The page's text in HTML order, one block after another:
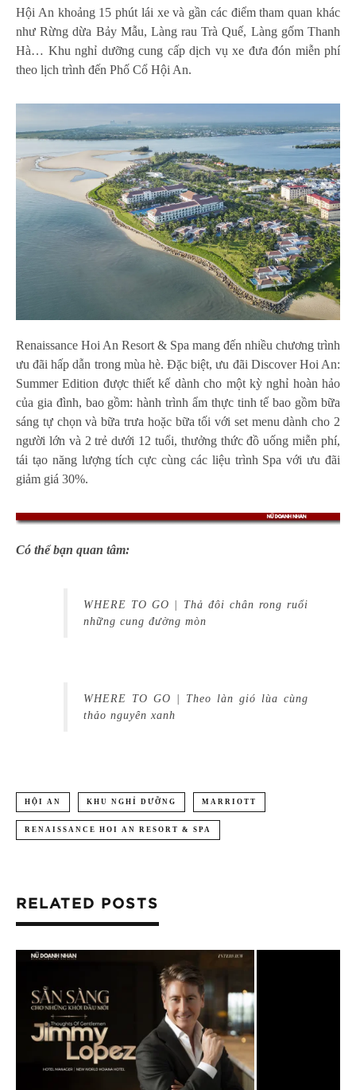
Hội An khoảng 15 phút lái xe và gần các điểm tham quan khác
như Rừng dừa Bảy Mẫu, Làng rau Trà Quế, Làng gốm Thanh
Hà… Khu nghỉ dưỡng cung cấp dịch vụ xe đưa đón miễn phí
theo lịch trình đến Phố Cổ Hội An.
Renaissance Hoi An Resort & Spa mang đến nhiều chương trình
ưu đãi hấp dẫn trong mùa hè. Đặc biệt, ưu đãi Discover Hoi An:
Summer Edition được thiết kế dành cho một kỳ nghỉ hoàn hảo
của gia đình, bao gồm: hành trình ẩm thực tinh tế bao gồm bữa
sáng tự chọn và bữa trưa hoặc bữa tối với set menu dành cho 2
người lớn và 2 trẻ dưới 12 tuổi, thưởng thức đồ uống miễn phí,
tái tạo năng lượng tích cực cùng các liệu trình Spa với ưu đãi
giảm giá 30%.
Có thể bạn quan tâm:
WHERE TO GO | Thả đôi chân rong ruổi
những cung đường mòn
WHERE TO GO | Theo làn gió lùa cùng
thảo nguyên xanh
HỘI AN KHU NGHỈ DƯỠNG MARRIOTT
RENAISSANCE HOI AN RESORT & SPA
RELATED POSTS